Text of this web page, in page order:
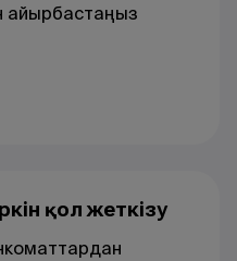
айырбастаңыз
қол жеткізу